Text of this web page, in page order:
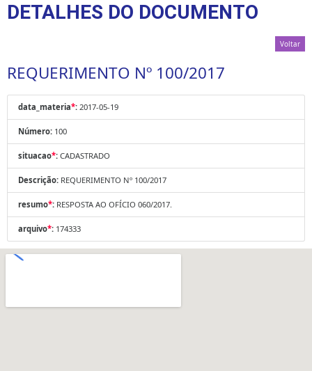
DETALHES DO DOCUMENTO
Voltar
REQUERIMENTO Nº 100/2017
data_materia*: 2017-05-19
Número: 100
situacao*: CADASTRADO
Descrição: REQUERIMENTO Nº 100/2017
resumo*: RESPOSTA AO OFÍCIO 060/2017.
arquivo*: 174333